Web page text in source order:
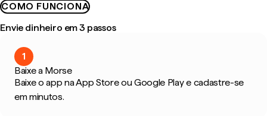
COMO FUNCIONA
Envie dinheiro em 3 passos
1
Baixe a Morse
Baixe o app na App Store ou Google Play e cadastre-se
em minutos.